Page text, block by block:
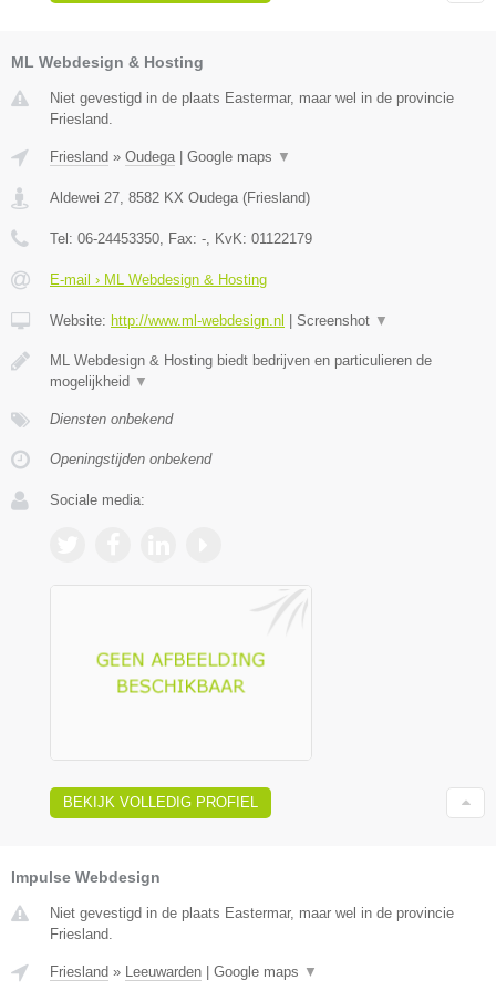
ML Webdesign & Hosting
Niet gevestigd in de plaats Eastermar, maar wel in de provincie
Friesland.
Friesland » Oudega| Google maps ▼
Aldewei 27, 8582 KX Oudega(Friesland)
Tel: 06-24453350, Fax: -, KvK: 01122179
E-mail › ML Webdesign & Hosting
Website: http://www.ml-webdesign.nl Screenshot ▼
ML Webdesign & Hosting biedt bedrijven en particulieren de
mogelijkheid ▼
Diensten onbekend
Openingstijden onbekend
Sociale media:
BEKIJK VOLLEDIG PROFIEL
Impulse Webdesign
Niet gevestigd in de plaats Eastermar, maar wel in de provincie
Friesland.
Friesland » Leeuwarden Google maps ▼